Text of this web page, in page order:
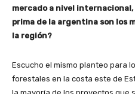
mercado a nivel
prima de la argentina son los
la región?
Escucho el mismo planteo para
forestales en la costa este de